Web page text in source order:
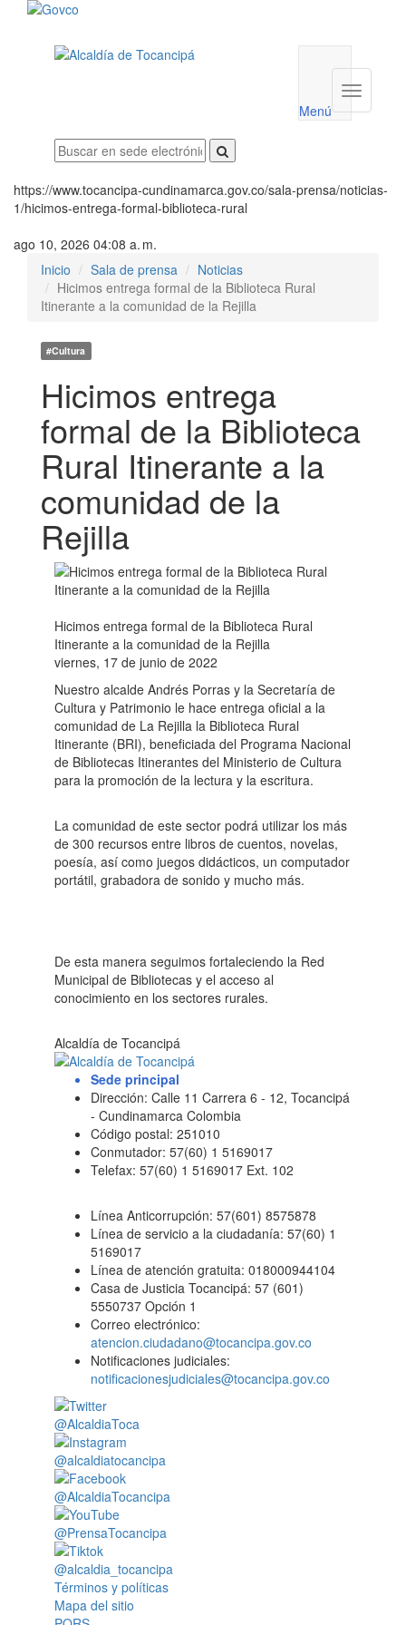
utilidades
Menú
Menú
https://www.tocancipa-cundinamarca.gov.co/sala-prensa/noticias-
1/hicimos-entrega-formal-biblioteca-rural
ago 10, 2026 04:08 a. m.
Inicio
Sala de prensa
Noticias
Hicimos entrega formal de la Biblioteca Rural
Itinerante a la comunidad de la Rejilla
#Cultura
Hicimos entrega
formal de la Biblioteca
Rural Itinerante a la
comunidad de la
Rejilla
Hicimos entrega formal de la Biblioteca Rural
Itinerante a la comunidad de la Rejilla
viernes, 17 de junio de 2022
Nuestro alcalde Andrés Porras y la Secretaría de
Cultura y Patrimonio le hace entrega oficial a la
comunidad de La Rejilla la Biblioteca Rural
Itinerante (BRI), beneficiada del Programa Nacional
de Bibliotecas Itinerantes del Ministerio de Cultura
para la promoción de la lectura y la escritura.
La comunidad de este sector podrá utilizar los más
de 300 recursos entre libros de cuentos, novelas,
poesía, así como juegos didácticos, un computador
portátil, grabadora de sonido y mucho más.
De esta manera seguimos fortaleciendo la Red
Municipal de Bibliotecas y el acceso al
conocimiento en los sectores rurales.
Alcaldía de Tocancipá
Sede principal
Dirección: Calle 11 Carrera 6 - 12, Tocancipá
- Cundinamarca Colombia
Código postal: 251010
Conmutador: 57(60) 1 5169017
Telefax: 57(60) 1 5169017 Ext. 102
Línea Anticorrupción: 57(601) 8575878
Línea de servicio a la ciudadanía: 57(60) 1
5169017
Línea de atención gratuita: 018000944104
Casa de Justicia Tocancipá: 57 (601)
5550737 Opción 1
Correo electrónico:
atencion.ciudadano@tocancipa.gov.co
Notificaciones judiciales:
notificacionesjudiciales@tocancipa.gov.co
@AlcaldiaToca
@alcaldiatocancipa
@AlcaldiaTocancipa
@PrensaTocancipa
@alcaldia_tocancipa
Términos y políticas
Mapa del sitio